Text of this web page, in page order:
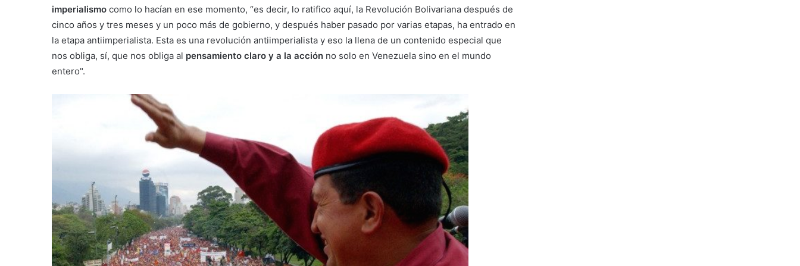
imperialismo como lo hacían en ese momento, “es decir, lo ratifico aquí, la Revolución Bolivariana después de
cinco años y tres meses y un poco más de gobierno, y después haber pasado por varias etapas, ha entrado en
la etapa antiimperialista. Esta es una revolución antiimperialista y eso la llena de un contenido especial que
nos obliga, sí, que nos obliga al pensamiento claro y a la acción no solo en Venezuela sino en el mundo
entero".